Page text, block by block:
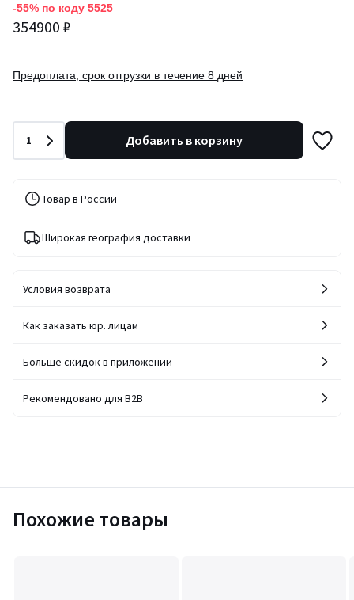
-55% по коду 5525
354900 ₽
Предоплата, срок отгрузки в течение 8 дней
Количество
1 Добавить в корзину
Товар в России
Широкая география доставки
Условия возврата
Как заказать юр. лицам
Больше скидок в приложении
Рекомендовано для B2B
Похожие товары